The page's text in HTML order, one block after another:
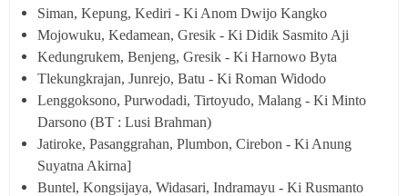
Siman, Kepung, Kediri - Ki Anom Dwijo Kangko
Mojowuku, Kedamean, Gresik - Ki Didik Sasmito Aji
Kedungrukem, Benjeng, Gresik - Ki Harnowo Byta
Tlekungkrajan, Junrejo, Batu - Ki Roman Widodo
Lenggoksono, Purwodadi, Tirtoyudo, Malang - Ki Minto
Darsono (BT : Lusi Brahman)
Jatiroke, Pasanggrahan, Plumbon, Cirebon - Ki Anung
Suyatna Akirna]
Buntel, Kongsijaya, Widasari, Indramayu - Ki Rusmanto